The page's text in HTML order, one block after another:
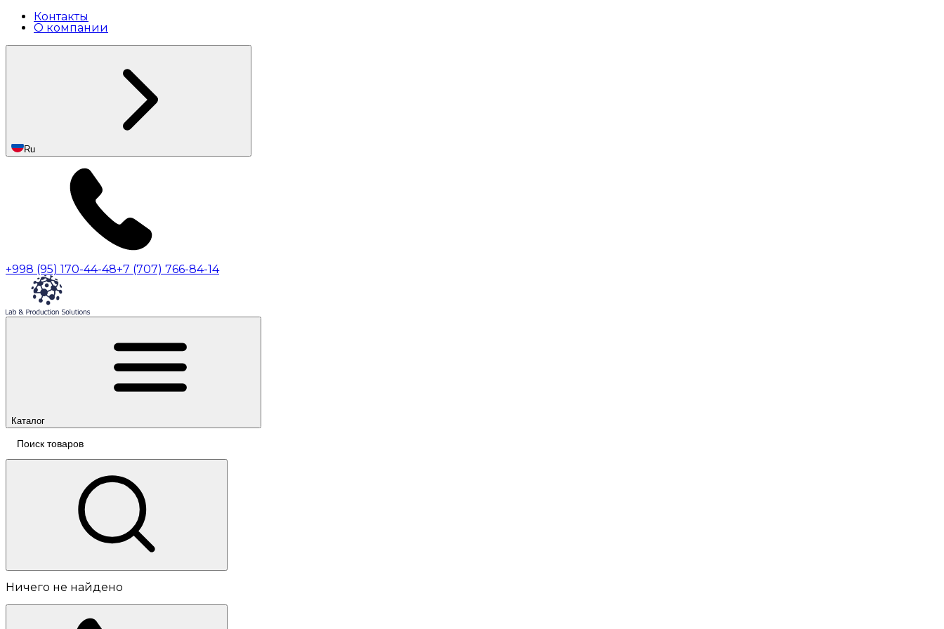
Контакты
О компании
Ru
+998 (95) 170-44-48+7 (707) 766-84-14
Каталог
Ничего не найдено